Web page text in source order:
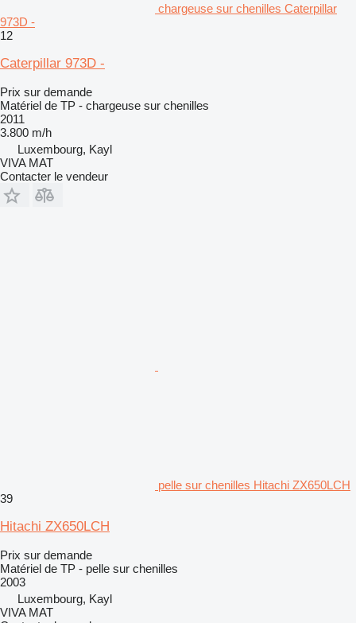
chargeuse sur chenilles Caterpillar
973D -
12
Caterpillar 973D -
Prix sur demande
Matériel de TP - chargeuse sur chenilles
2011
3.800 m/h
Luxembourg, Kayl
VIVA MAT
Contacter le vendeur
pelle sur chenilles Hitachi ZX650LCH
39
Hitachi ZX650LCH
Prix sur demande
Matériel de TP - pelle sur chenilles
2003
Luxembourg, Kayl
VIVA MAT